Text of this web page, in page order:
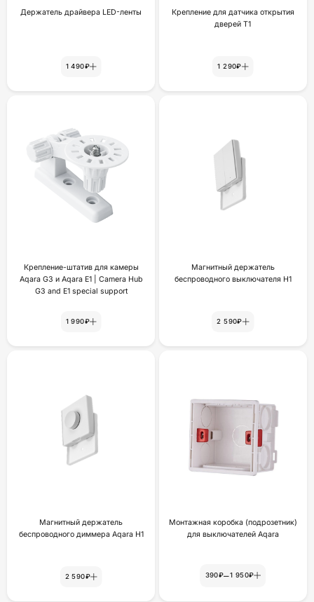
Держатель драйвера LED-ленты
1 490₽
Крепление для датчика открытия
дверей Т1
1 290₽
Крепление-штатив для камеры
Aqara G3 и Aqara E1 | Camera Hub
G3 and E1 special support
1 990₽
Магнитный держатель
беспроводного выключателя H1
2 590₽
Магнитный держатель
беспроводного диммера Aqara H1
2 590₽
Монтажная коробка (подрозетник)
для выключателей Aqara
390₽–1 950₽